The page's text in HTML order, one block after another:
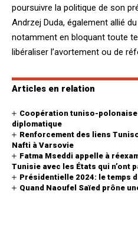
poursuivre la politique de son
Andrzej Duda, également allié
notamment en bloquant toute
libéraliser l’avortement ou de
Articles en relation
Coopération tuniso-
diplomatique
Renforcement des liens
Nafti à Varsovie
Fatma Mseddi appelle à
Tunisie avec les États qui n’ont
Présidentielle 2024: le temps
Quand Naoufel Saïed prône